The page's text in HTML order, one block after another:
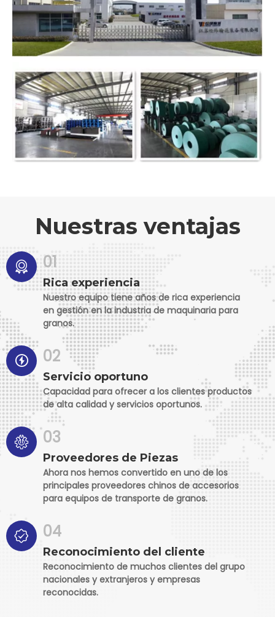
Nuestras ventajas
01
Rica experiencia
Nuestro equipo tiene años de rica experiencia
en gestión en la industria de maquinaria para
granos.
02
Servicio oportuno
Capacidad para ofrecer a los clientes productos
de alta calidad y servicios oportunos.
03
Proveedores de Piezas
Ahora nos hemos convertido en uno de los
principales proveedores chinos de accesorios
para equipos de transporte de granos.
04
Reconocimiento del cliente
Reconocimiento de muchos clientes del grupo
nacionales y extranjeros y empresas
reconocidas.